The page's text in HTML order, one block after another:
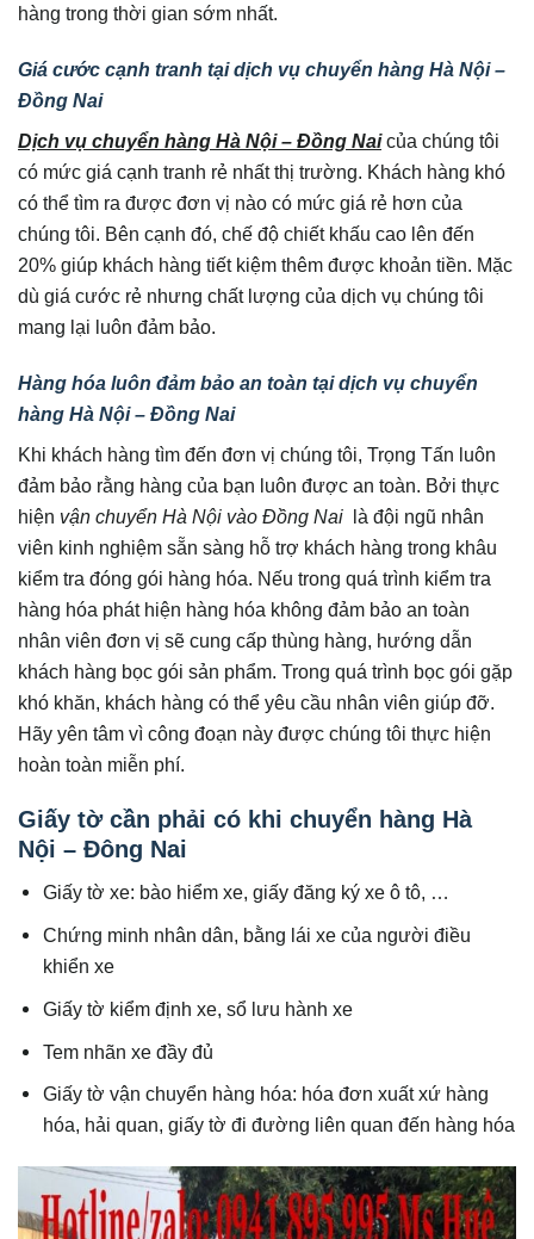
hàng trong thời gian sớm nhất.
Giá cước cạnh tranh tại dịch vụ chuyển hàng Hà Nội –
Đồng Nai
Dịch vụ chuyển hàng Hà Nội – Đồng Naicủa chúng tôi
có mức giá cạnh tranh rẻ nhất thị trường. Khách hàng khó
có thể tìm ra được đơn vị nào có mức giá rẻ hơn của
chúng tôi. Bên cạnh đó, chế độ chiết khấu cao lên đến
20% giúp khách hàng tiết kiệm thêm được khoản tiền. Mặc
dù giá cước rẻ nhưng chất lượng của dịch vụ chúng tôi
mang lại luôn đảm bảo.
Hàng hóa luôn đảm bảo an toàn tại dịch vụ chuyển
hàng Hà Nội – Đồng Nai
Khi khách hàng tìm đến đơn vị chúng tôi, Trọng Tấn luôn
đảm bảo rằng hàng của bạn luôn được an toàn. Bởi thực
hiện vận chuyển Hà Nội vào Đồng Nai là đội ngũ nhân
viên kinh nghiệm sẵn sàng hỗ trợ khách hàng trong khâu
kiểm tra đóng gói hàng hóa. Nếu trong quá trình kiểm tra
hàng hóa phát hiện hàng hóa không đảm bảo an toàn
nhân viên đơn vị sẽ cung cấp thùng hàng, hướng dẫn
khách hàng bọc gói sản phẩm. Trong quá trình bọc gói gặp
khó khăn, khách hàng có thể yêu cầu nhân viên giúp đỡ.
Hãy yên tâm vì công đoạn này được chúng tôi thực hiện
hoàn toàn miễn phí.
Giấy tờ cần phải có khi chuyển hàng Hà
Nội – Đông Nai
Giấy tờ xe: bào hiểm xe, giấy đăng ký xe ô tô, …
Chứng minh nhân dân, bằng lái xe của người điều
khiển xe
Giấy tờ kiểm định xe, sổ lưu hành xe
Tem nhãn xe đầy đủ
Giấy tờ vận chuyển hàng hóa: hóa đơn xuất xứ hàng
hóa, hải quan, giấy tờ đi đường liên quan đến hàng hóa